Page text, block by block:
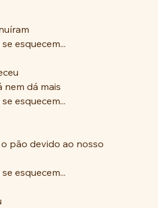
esquecem...
nem dá mais
esquecem...
pão devido ao nosso
esquecem...